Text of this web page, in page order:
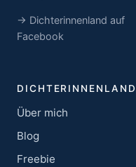
→ Dichterinnenland auf
Facebook
DICHTERINNENLAND
Über mich
Blog
Freebie